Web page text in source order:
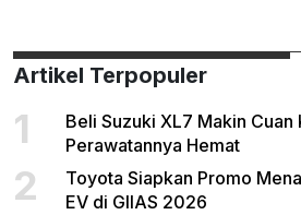
Artikel Terpopuler
1
Beli Suzuki XL7 Makin Cuan
Perawatannya Hemat
2
Toyota Siapkan Promo
EV di GIIAS 2026